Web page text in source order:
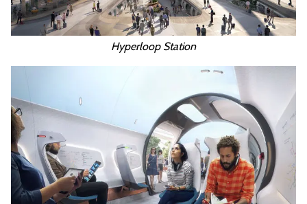
Hyperloop Station